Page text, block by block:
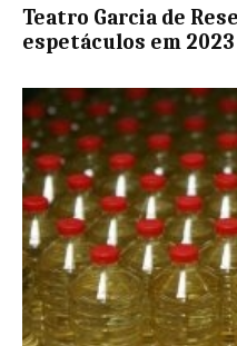
Teatro Garcia de
espetáculos em 2023